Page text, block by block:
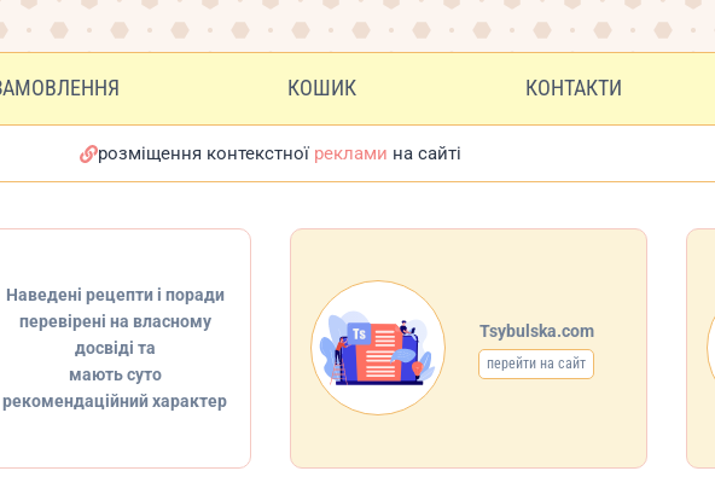
КОШИК КОНТАКТИ
розміщення контекстної реклами на сайті
Наведені рецепти і поради
перевірені на власному
досвіді та
мають суто
рекомендаційний характер
Tsybulska.com
перейти на сайт